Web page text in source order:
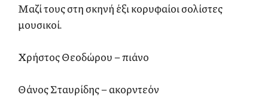
Μαζί τους στη σκηνή έξι κορυφαίοι σολίστες
μουσικοί.
Χρήστος Θεοδώρου – πιάνο
Θάνος Σταυρίδης – ακορντεόν